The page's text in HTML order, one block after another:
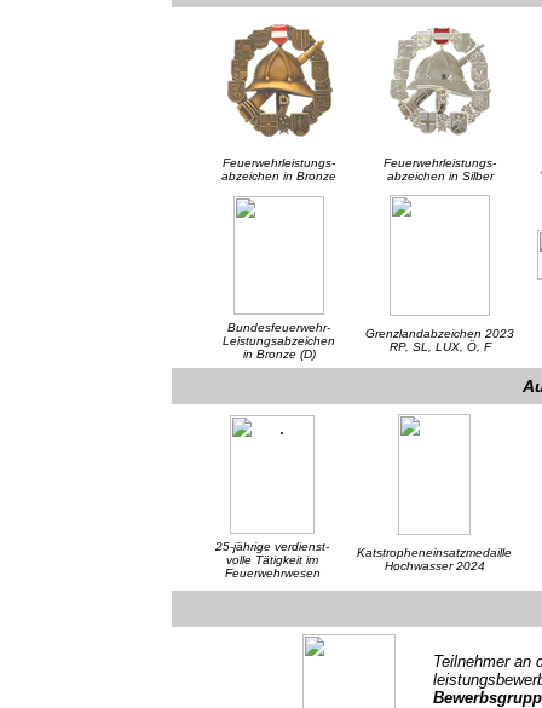
Feuerwehrleistungs-
abzeichen in Bronze
Feuerwehrleistungs-
abzeichen in Silber
Bundesfeuerwehr-
Leistungsabzeichen
in Bronze (D)
Grenzlandabzeichen 2023
RP, SL, LUX, Ö, F
25-jährige verdienst-
volle Tätigkeit im
Feuerwehrwesen
Katstropheneinsatzmedaille
Hochwasser 2024
Teilnehmer an